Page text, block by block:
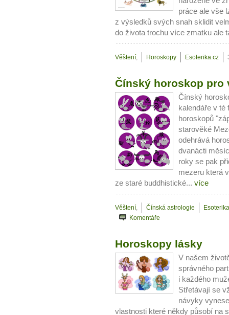
práce ale vše
z výsledků svých snah sklidit
do života trochu více zmatku ale
Věštení, Horoskopy Esoterika.cz
Čínský horoskop pro
Čínský
kalendáře v
horoskopů
starověké
odehrává
dvanácti
roky se pak
mezeru která
ze staré buddhistické... více
Věštení, Čínská astrologie
Komentáře
Horoskopy lásky
V našem
správného
i každého
Střetávají se
návyky
vlastnosti které někdy působí na